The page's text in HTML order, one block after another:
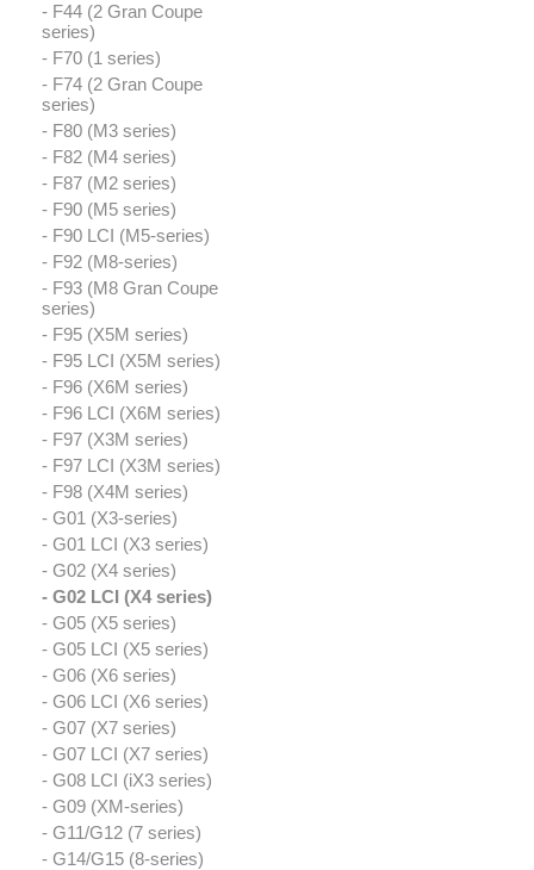
- F44 (2 Gran Coupe
series)
- F70 (1 series)
- F74 (2 Gran Coupe
series)
- F80 (M3 series)
- F82 (M4 series)
- F87 (M2 series)
- F90 (M5 series)
- F90 LCI (M5-series)
- F92 (M8-series)
- F93 (M8 Gran Coupe
series)
- F95 (X5M series)
- F95 LCI (X5M series)
- F96 (X6M series)
- F96 LCI (X6M series)
- F97 (X3M series)
- F97 LCI (X3M series)
- F98 (X4M series)
- G01 (X3-series)
- G01 LCI (X3 series)
- G02 (X4 series)
- G02 LCI (X4 series)
- G05 (X5 series)
- G05 LCI (X5 series)
- G06 (X6 series)
- G06 LCI (X6 series)
- G07 (X7 series)
- G07 LCI (X7 series)
- G08 LCI (iX3 series)
- G09 (XM-series)
- G11/G12 (7 series)
- G14/G15 (8-series)